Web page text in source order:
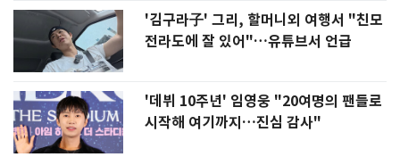
'김구라子' 그리, 할머니외 여행서 "친모
전라도에 잘 있어"…유튜브서 언급
'데뷔 10주년' 임영웅 "20여명의 팬들로
시작해 여기까지…진심 감사"